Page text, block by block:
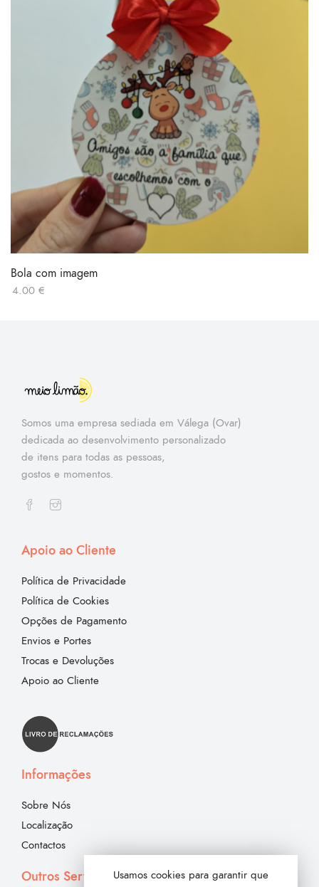
Bola com imagem
4.00 €
Somos uma empresa sediada em Válega (Ovar)
dedicada ao desenvolvimento personalizado
de itens para todas as pessoas,
gostos e momentos.
Apoio ao Cliente
Política de Privacidade
Política de Cookies
Opções de Pagamento
Envios e Portes
Trocas e Devoluções
Apoio ao Cliente
Informações
Sobre Nós
Localização
Contactos
Outros Serviços
Usamos cookies para garantir que